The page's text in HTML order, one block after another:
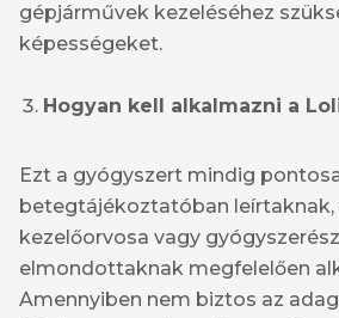
gépjárművek kezeléséhez
képességeket.
Hogyan kell alkalmazni a
Ezt a gyógyszert mindig
betegtájékoztatóban leírtaknak,
kezelőorvosa vagy
elmondottaknak megfelelően
Amennyiben nem biztos az